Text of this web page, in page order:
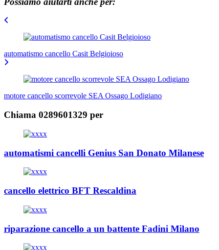
Navigazione
articoli
automatismo cancello Casit Belgioioso
motore cancello scorrevole SEA Ossago Lodigiano
Chiama 0289601329 per
automatismi cancelli Genius San Donato Milanese
cancello elettrico BFT Rescaldina
riparazione cancello a un battente Fadini Milano